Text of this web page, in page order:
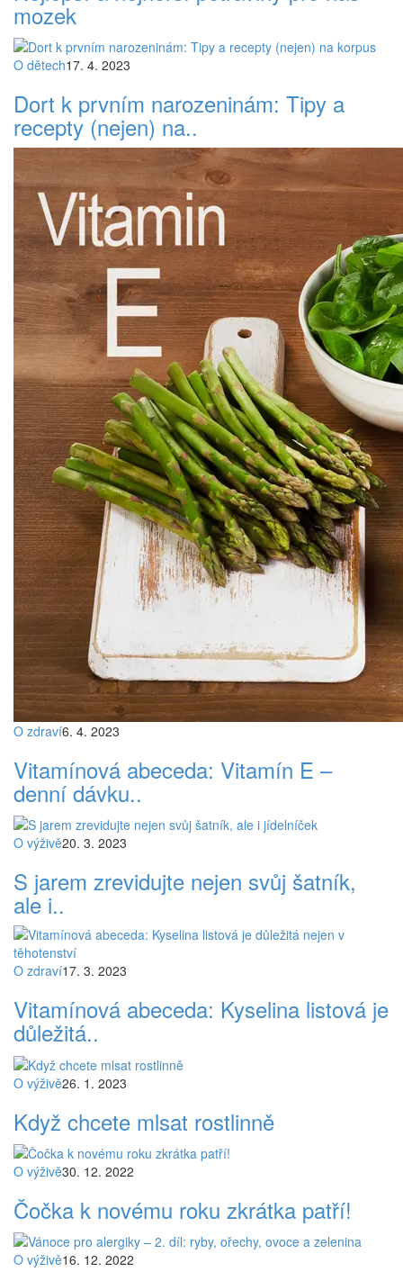
mozek
O dětech17. 4. 2023
Dort k prvním narozeninám: Tipy a
recepty (nejen) na..
O zdraví6. 4. 2023
Vitamínová abeceda: Vitamín E –
denní dávku..
O výživě20. 3. 2023
S jarem zrevidujte nejen svůj šatník,
ale i..
O zdraví17. 3. 2023
Vitamínová abeceda: Kyselina listová je
důležitá..
O výživě26. 1. 2023
Když chcete mlsat rostlinně
O výživě30. 12. 2022
Čočka k novému roku zkrátka patří!
O výživě16. 12. 2022